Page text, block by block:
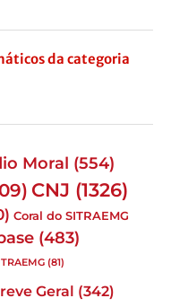
da categoria
Moral (554)
CNJ (1326)
Coral do SITRAEMG
(483)
(81)
Geral (342)